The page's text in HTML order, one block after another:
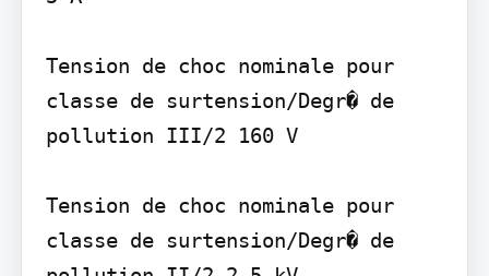
Tension de choc nominale pour
classe de surtension/Degr� de
pollution III/2 160 V
Tension de choc nominale pour
classe de surtension/Degr� de